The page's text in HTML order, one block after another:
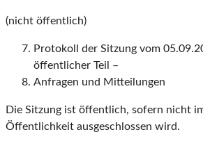
(nicht öffentlich)
Protokoll der Sitzung vom
öffentlicher Teil –
Anfragen und Mitteilungen
Die Sitzung ist öffentlich, sofern nicht
Öffentlichkeit ausgeschlossen wird.